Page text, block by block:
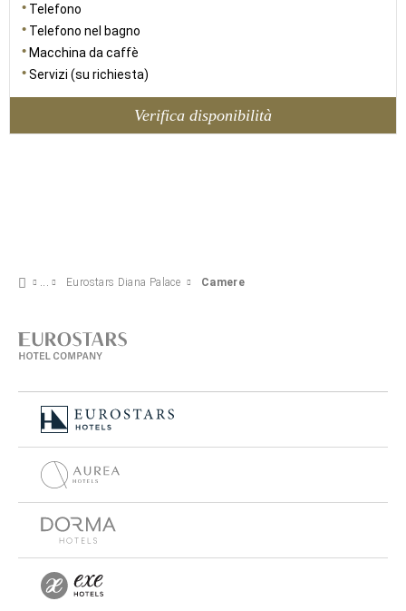
Telefono
Telefono nel bagno
Macchina da caffè
Servizi (su richiesta)
Verifica disponibilità
Eurostars Diana Palace Camere